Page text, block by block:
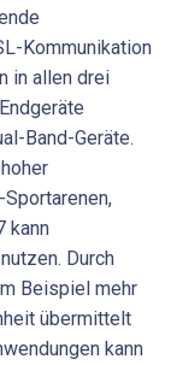
Kommunikation
in allen drei
Band-Geräte.
kann
Durch
Beispiel mehr
übermittelt
kann